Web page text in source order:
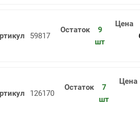
Тиски слесарные ТСС-180 Гомель
59817
9
шт
Тиски слесарные ТСС-160 пов.
126170
7
шт